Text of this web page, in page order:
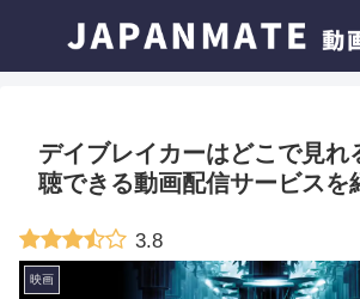
デイブレイカーはどこで見れ
聴できる動画配信サービスを
3.8
映画